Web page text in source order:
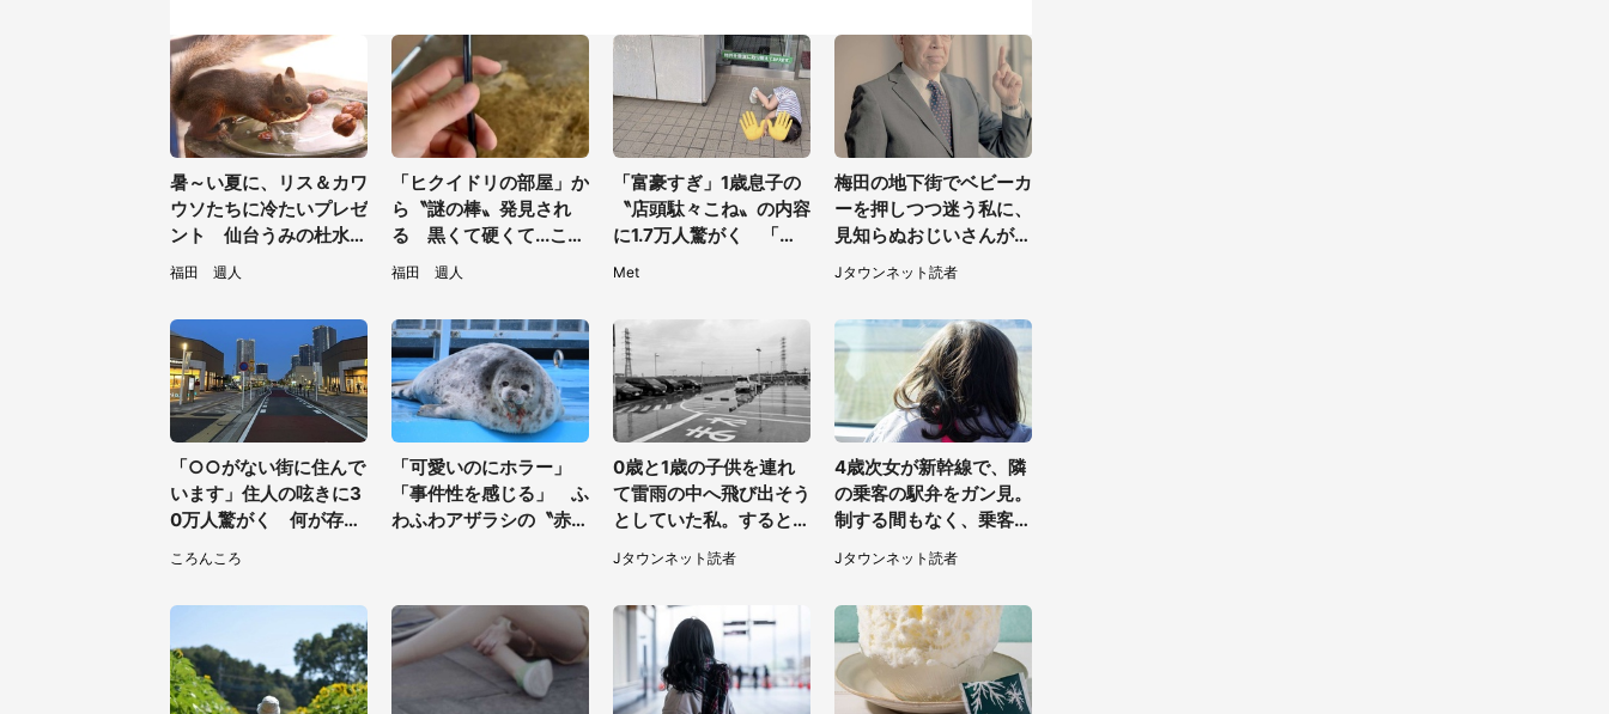
暑～い夏に、リス＆カワ
ウソたちに冷たいプレゼ
ント 仙台うみの杜水族
館の企画がやさしい【7
／31～8／23】
福田 週人
「ヒクイドリの部屋」か
ら〝謎の棒〟発見され
る 黒くて硬くて...これ
は何？動物園に聞く
福田 週人
「富豪すぎ」1歳息子の
〝店頭駄々こね〟の内容
に1.7万人驚がく 「お
Met
梅田の地下街でベビーカ
ーを押しつつ迷う私に、
見知らぬおじいさんがわ
ざわざ声をかけてきて
（兵庫県・30代女性）
Jタウンネット読者
「○○がない街に住んで
います」住人の呟きに3
0万人驚がく 何が存在
る？
ころんころ
「可愛いのにホラー」
「事件性を感じる」 ふ
わふわアザラシの〝赤い
0歳と1歳の子供を連れ
て雷雨の中へ飛び出そう
としていた私。すると突
然、後ろから...（福岡
県・30代女性）
Jタウンネット読者
4歳次女が新幹線で、隣
の乗客の駅弁をガン見。
制する間もなく、乗客が
ご飯を一口食べると（茨
城県・50代女性）
Jタウンネット読者